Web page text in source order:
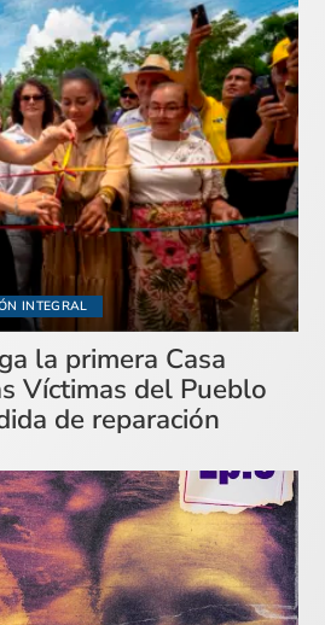
INTEGRAL
la primera Casa
Víctimas del Pueblo
de reparación